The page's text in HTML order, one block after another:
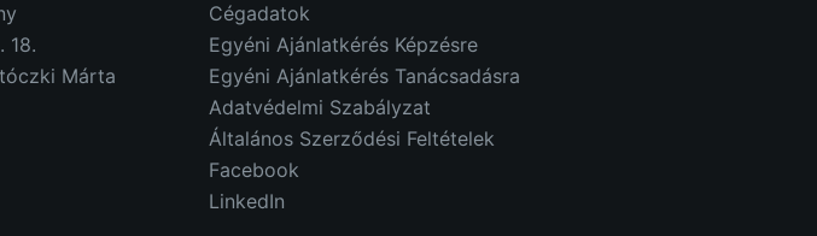
18.
Márta
Cégadatok
Egyéni Ajánlatkérés Képzésre
Egyéni Ajánlatkérés Tanácsadásra
Adatvédelmi Szabályzat
Általános Szerződési Feltételek
Facebook
LinkedIn